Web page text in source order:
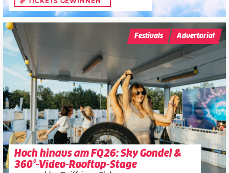
TICKETS GEWINNEN
Hoch hinaus am FQ26: Sky Gondel &
360°-Video-Rooftop-Stage
Festivals Advertorial